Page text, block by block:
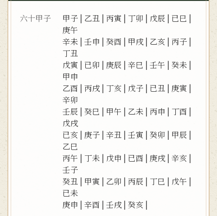
六十甲子 甲子 | 乙丑 |丙寅 | 丁卯 | 戊辰 | 已巳 |
庚午
辛未 |壬申 |癸酉 | 甲戌 | 乙亥 |丙子 |
丁丑
戊寅 | 已卯 | 庚辰 |辛巳 |壬午 |癸未 |
甲申
乙酉 |丙戌 | 丁亥 | 戊子 | 已丑 | 庚寅 |
辛卯
壬辰 |癸巳 | 甲午 | 乙未 |丙申 | 丁酉 |
戊戌
已亥 | 庚子 |辛丑 |壬寅 |癸卯 | 甲辰 |
乙巳
丙午 | 丁未 | 戊申 | 已酉 | 庚戌 |辛亥 |
壬子
癸丑 | 甲寅 | 乙卯 |丙辰 | 丁巳 | 戊午 |
已未
庚申 |辛酉 |壬戌 |癸亥 |